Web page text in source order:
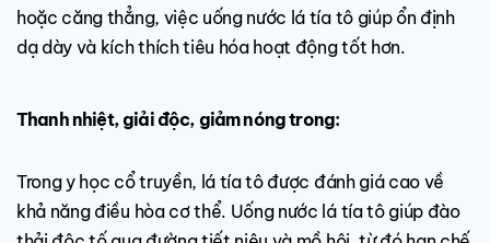
hoặc căng thẳng, việc uống nước lá tía tô giúp ổn định
dạ dày và kích thích tiêu hóa hoạt động tốt hơn.
Thanh nhiệt, giải độc, giảm nóng trong:
Trong y học cổ truyền, lá tía tô được đánh giá cao về
khả năng điều hòa cơ thể. Uống nước lá tía tô giúp đào